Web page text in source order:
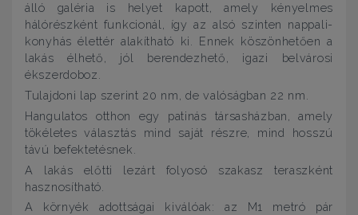
álló galéria is helyet kapott, amely kényelmes
hálórészként funkcionál, így az alsó szinten nappali-
konyhás élettér alakítható ki. Ennek köszönhetően a
lakás élhető, jól berendezhető, igazi belvárosi
ékszerdoboz.
Tulajdoni lap szerint 20 nm, de valóságban 22 nm.
Hangulatos otthon egy patinás társasházban, amely
tökéletes választás mind saját részre, mind hosszú
távú befektetésnek.
A lakás előtti lezárt folyosó szakasz teraszként
hasznosítható.
A környék adottságai kiválóak: az M1 metró pár